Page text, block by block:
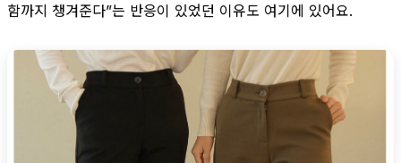
함까지 챙겨준다”는 반응이 있었던 이유도 여기에 있어요.